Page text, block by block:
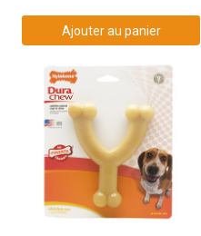
Ajouter au panier